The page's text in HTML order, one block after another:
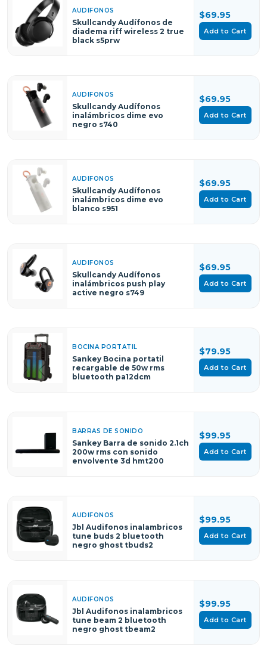
AUDIFONOS
Skullcandy Audífonos de
diadema riff wireless 2 true
black s5prw
$69.95
Add to Cart
AUDIFONOS
Skullcandy Audífonos
inalámbricos dime evo
negro s740
$69.95
Add to Cart
AUDIFONOS
Skullcandy Audífonos
inalámbricos dime evo
blanco s951
$69.95
Add to Cart
AUDIFONOS
Skullcandy Audífonos
inalámbricos push play
active negro s749
$69.95
Add to Cart
BOCINA PORTATIL
Sankey Bocina portatil
recargable de 50w rms
bluetooth pa12dcm
$79.95
Add to Cart
BARRAS DE SONIDO
Sankey Barra de sonido 2.1ch
200w rms con sonido
envolvente 3d hmt200
$99.95
Add to Cart
AUDIFONOS
Jbl Audifonos inalambricos
tune buds 2 bluetooth
negro ghost tbuds2
$99.95
Add to Cart
AUDIFONOS
Jbl Audifonos inalambricos
tune beam 2 bluetooth
negro ghost tbeam2
$99.95
Add to Cart